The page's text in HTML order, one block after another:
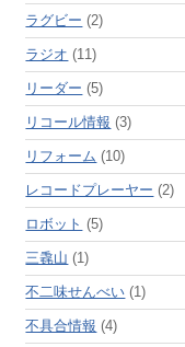
ラグビー (2)
ラジオ (11)
リーダー (5)
リコール情報 (3)
リフォーム (10)
レコードプレーヤー (2)
ロボット (5)
三毳山 (1)
不二味せんべい (1)
不具合情報 (4)